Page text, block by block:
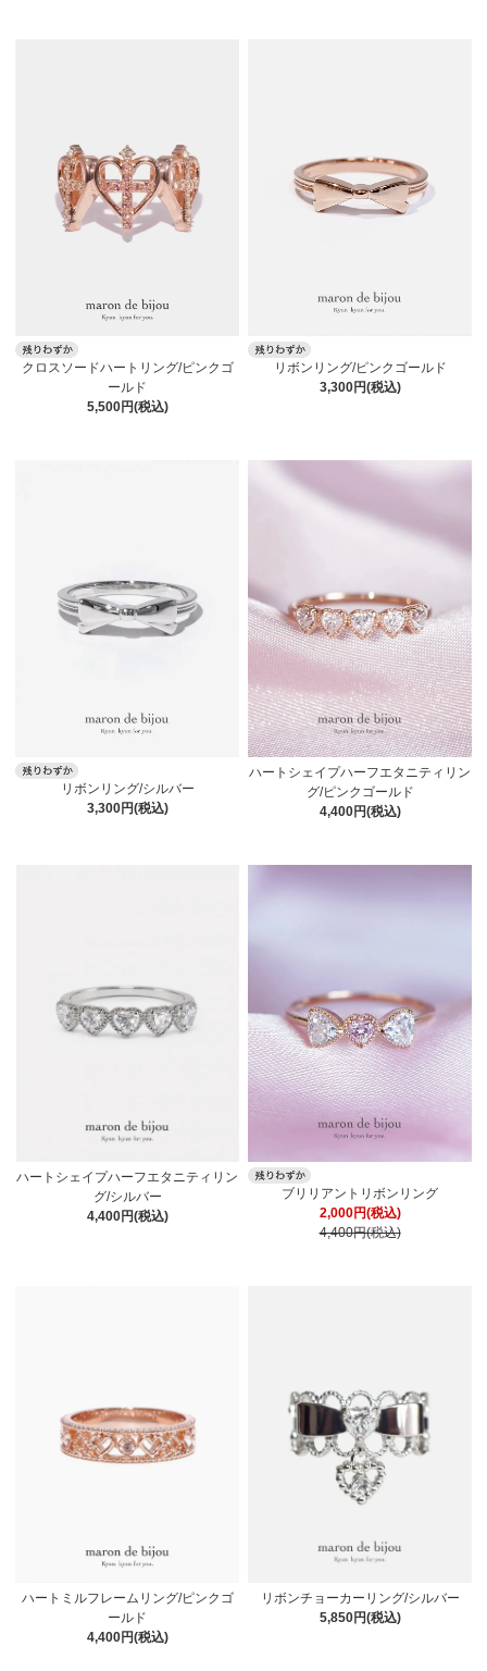
クロスソードハートリング/ピンクゴ
ールド
5,500円(税込)
リボンリング/ピンクゴールド
3,300円(税込)
リボンリング/シルバー
3,300円(税込)
ハートシェイプハーフエタニティリン
グ/ピンクゴールド
4,400円(税込)
ハートシェイプハーフエタニティリン
グ/シルバー
4,400円(税込)
ブリリアントリボンリング
2,000円(税込)
4,400円(税込)
ハートミルフレームリング/ピンクゴ
ールド
4,400円(税込)
リボンチョーカーリング/シルバー
5,850円(税込)